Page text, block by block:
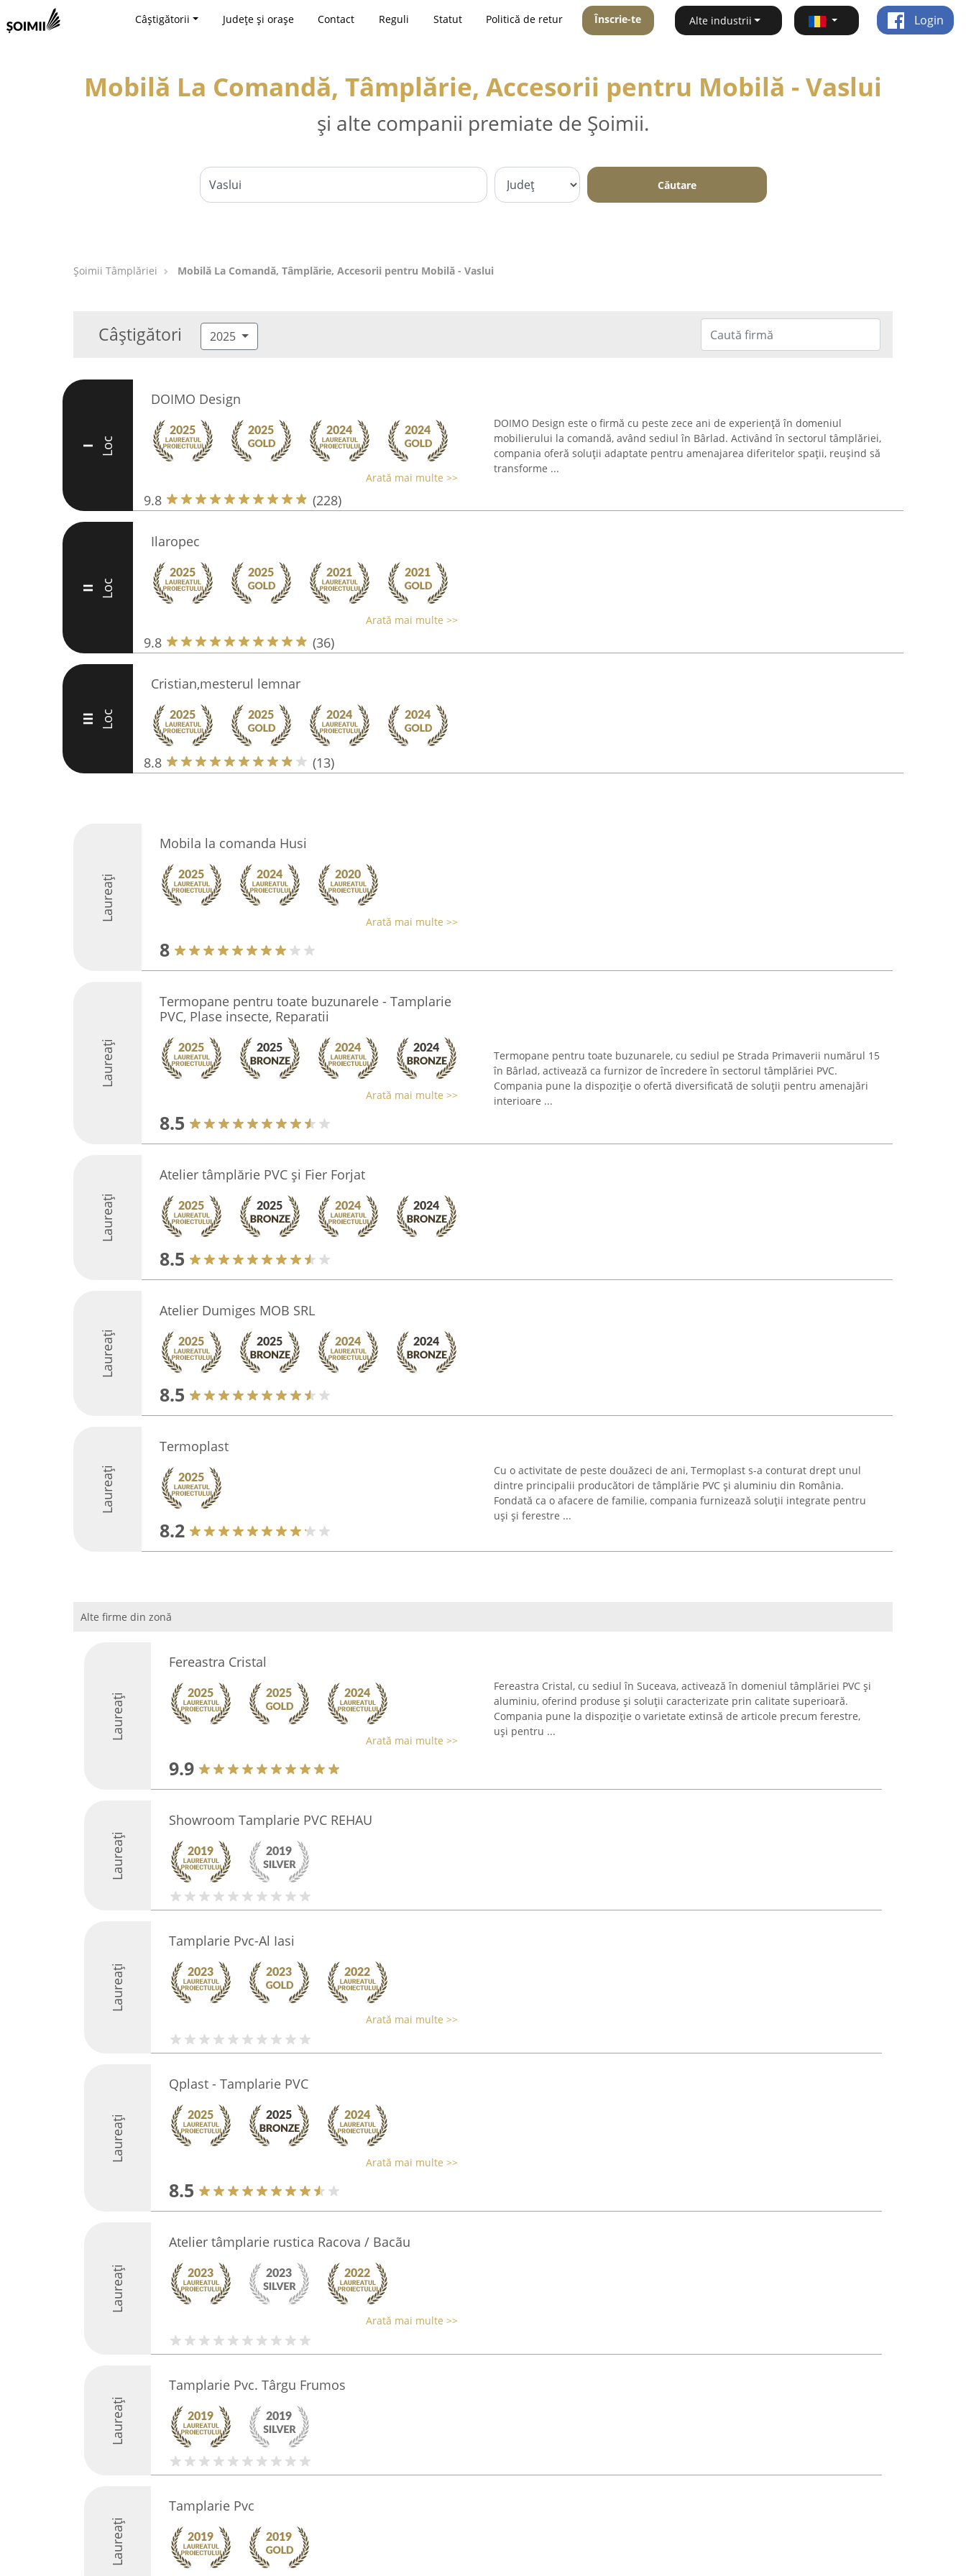
Câștigătorii Județe și orașe Contact Reguli Statut Politică de retur Înscrie-te Alte industrii Login
Mobilă La Comandă, Tâmplărie, Accesorii pentru Mobilă - Vaslui
și alte companii premiate de Șoimii.
Căutare
Șoimii Tâmplăriei Mobilă La Comandă, Tâmplărie, Accesorii pentru Mobilă - Vaslui
Câștigători 2025
I Loc
DOIMO Design
Arată mai multe >>
9.8 (228)
DOIMO Design este o firmă cu peste zece ani de experiență în domeniul
mobilierului la comandă, având sediul în Bârlad. Activând în sectorul tâmplăriei,
compania oferă soluții adaptate pentru amenajarea diferitelor spații, reușind să
transforme ...
II Loc
Ilaropec
Arată mai multe >>
9.8 (36)
III Loc
Cristian,mesterul lemnar
8.8 (13)
Laureați
Mobila la comanda Husi
Arată mai multe >>
8
Laureați
Termopane pentru toate buzunarele - Tamplarie
PVC, Plase insecte, Reparatii
Arată mai multe >>
8.5
Termopane pentru toate buzunarele, cu sediul pe Strada Primaverii numărul 15
în Bârlad, activează ca furnizor de încredere în sectorul tâmplăriei PVC.
Compania pune la dispoziție o ofertă diversificată de soluții pentru amenajări
interioare ...
Laureați
Atelier tâmplărie PVC și Fier Forjat
8.5
Laureați
Atelier Dumiges MOB SRL
8.5
Laureați
Termoplast
8.2
Cu o activitate de peste douăzeci de ani, Termoplast s-a conturat drept unul
dintre principalii producători de tâmplărie PVC și aluminiu din România.
Fondată ca o afacere de familie, compania furnizează soluții integrate pentru
uși și ferestre ...
Alte firme din zonă
Laureați
Fereastra Cristal
Arată mai multe >>
9.9
Fereastra Cristal, cu sediul în Suceava, activează în domeniul tâmplăriei PVC și
aluminiu, oferind produse și soluții caracterizate prin calitate superioară.
Compania pune la dispoziție o varietate extinsă de articole precum ferestre,
uși pentru ...
Laureați
Showroom Tamplarie PVC REHAU
Laureați
Tamplarie Pvc-Al Iasi
Arată mai multe >>
Laureați
Qplast - Tamplarie PVC
Arată mai multe >>
8.5
Laureați
Atelier tâmplarie rustica Racova / Bacãu
Arată mai multe >>
Laureați
Tamplarie Pvc. Târgu Frumos
Laureați
Tamplarie Pvc